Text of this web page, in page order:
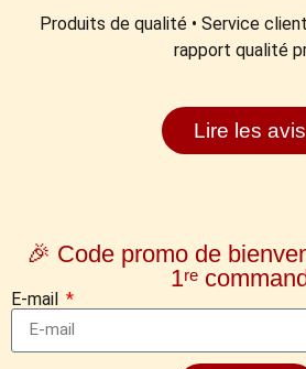
Produits de qualité • Service
rapport qualité
Lire les avis
🎉 Code promo de
1ʳᵉ
E-mail